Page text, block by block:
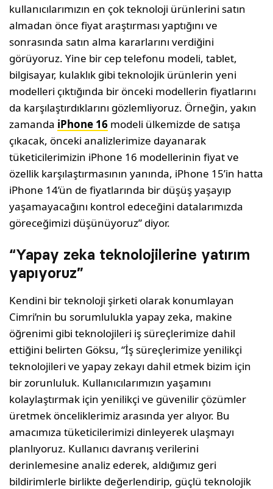
kullanıcılarımızın en çok teknoloji ürünlerini satın
almadan önce fiyat araştırması yaptığını ve
sonrasında satın alma kararlarını verdiğini
görüyoruz. Yine bir cep telefonu modeli, tablet,
bilgisayar, kulaklık gibi teknolojik ürünlerin yeni
modelleri çıktığında bir önceki modellerin fiyatlarını
da karşılaştırdıklarını gözlemliyoruz. Örneğin, yakın
zamanda iPhone 16 modeli ülkemizde de satışa
çıkacak, önceki analizlerimize dayanarak
tüketicilerimizin iPhone 16 modellerinin fiyat ve
özellik karşılaştırmasının yanında, iPhone 15’in hatta
iPhone 14’ün de fiyatlarında bir düşüş yaşayıp
yaşamayacağını kontrol edeceğini datalarımızda
göreceğimizi düşünüyoruz” diyor.
“Yapay zeka teknolojilerine yatırım
yapıyoruz”
Kendini bir teknoloji şirketi olarak konumlayan
Cimri’nin bu sorumlulukla yapay zeka, makine
öğrenimi gibi teknolojileri iş süreçlerimize dahil
ettiğini belirten Göksu, “İş süreçlerimize yenilikçi
teknolojileri ve yapay zekayı dahil etmek bizim için
bir zorunluluk. Kullanıcılarımızın yaşamını
kolaylaştırmak için yenilikçi ve güvenilir çözümler
üretmek önceliklerimiz arasında yer alıyor. Bu
amacımıza tüketicilerimizi dinleyerek ulaşmayı
planlıyoruz. Kullanıcı davranış verilerini
derinlemesine analiz ederek, aldığımız geri
bildirimlerle birlikte değerlendirip, güçlü teknolojik